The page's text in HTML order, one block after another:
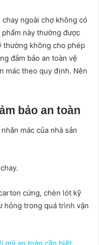
ngoài chợ không có
này thường được
thường không cho phép
đảm bảo an toàn vệ
mác theo quy định. Nên
bảo an toàn
mác của nhà sản
cứng, chèn lót kỹ
hỏng trong quá trình vận
mỹ an toàn cần biết